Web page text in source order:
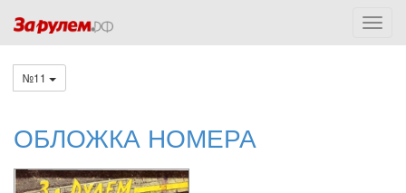
№11
ОБЛОЖКА НОМЕРА